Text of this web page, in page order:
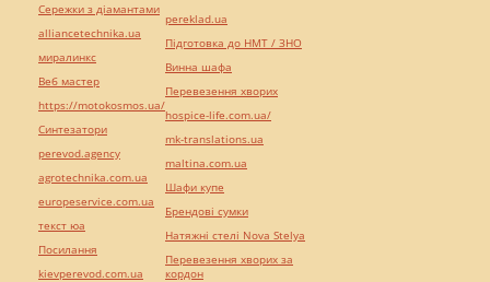
Сережки з діамантами
alliancetechnika.ua
миралинкс
Веб мастер
https://motokosmos.ua/
Синтезатори
perevod.agency
agrotechnika.com.ua
europeservice.com.ua
текст юа
Посилання
kievperevod.com.ua
pereklad.ua
Підготовка до НМТ / ЗНО
Винна шафа
Перевезення хворих
hospice-life.com.ua/
mk-translations.ua
maltina.com.ua
Шафи купе
Брендові сумки
Натяжні стелі Nova Stelya
Перевезення хворих за
кордон